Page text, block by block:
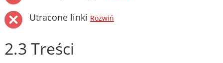
Utracone linki Rozwiń
2.3 Treści